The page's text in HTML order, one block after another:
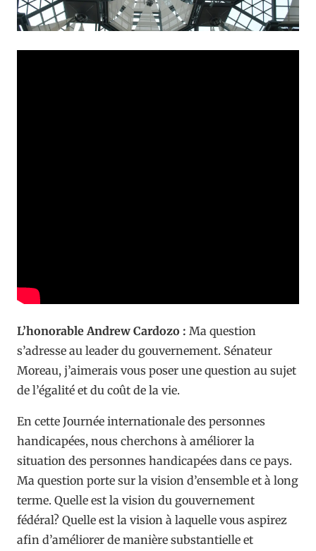
L’honorable Andrew Cardozo : Ma question
s’adresse au leader du gouvernement. Sénateur
Moreau, j’aimerais vous poser une question au sujet
de l’égalité et du coût de la vie.
En cette Journée internationale des personnes
handicapées, nous cherchons à améliorer la
situation des personnes handicapées dans ce pays.
Ma question porte sur la vision d’ensemble et à long
terme. Quelle est la vision du gouvernement
fédéral? Quelle est la vision à laquelle vous aspirez
afin d’améliorer de manière substantielle et